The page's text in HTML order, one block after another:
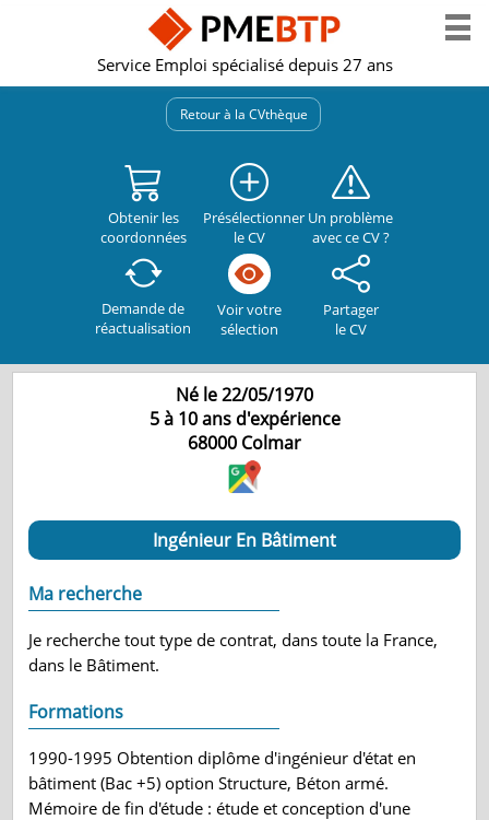
Service Emploi spécialisé depuis 27 ans
Retour à la CVthèque
Obtenir les
coordonnées
Présélectionner
le CV
Un problème
avec ce CV ?
Demande de
réactualisation
Voir votre
sélection
Partager
le CV
Né le 22/05/1970
5 à 10 ans d'expérience
68000 Colmar
Ingénieur En Bâtiment
Ma recherche
Je recherche tout type de contrat, dans toute la France,
dans le Bâtiment.
Formations
1990-1995 Obtention diplôme d'ingénieur d'état en
bâtiment (Bac +5) option Structure, Béton armé.
Mémoire de fin d'étude : étude et conception d'une